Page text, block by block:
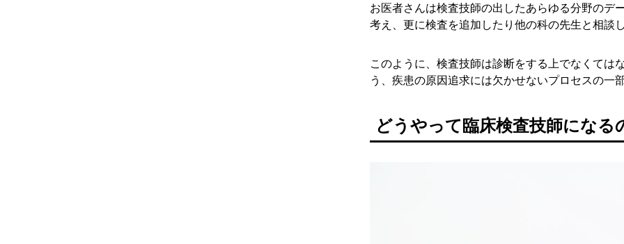
お医者さんは検査技師の出したあらゆる分野のデ
考え、更に検査を追加したり他の科の先生と相談
このように、検査技師は診断をする上でなくては
う、疾患の原因追求には欠かせないプロセスの一
どうやって臨床検査技師になる